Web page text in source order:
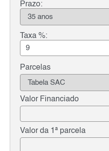
Prazo:
Taxa %:
Parcelas
Valor Financiado
Valor da 1ª parcela